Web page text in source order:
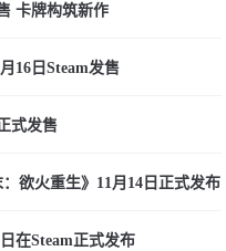
卡牌构筑新作
16日Steam发售
式发售
欲火重生》11月14日正式发布
在Steam正式发布